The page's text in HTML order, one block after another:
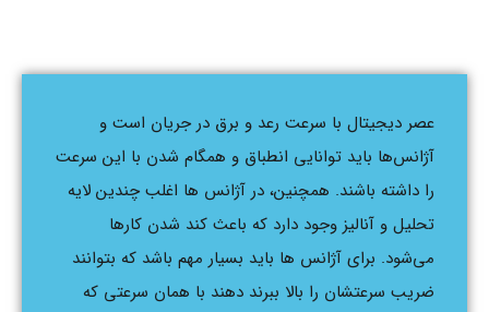
عصر دیجیتال با سرعت رعد و برق در جریان است و
آژانس‌ها باید توانایی انطباق و همگام شدن با این سرعت
را داشته باشند. همچنین، در آژانس ها اغلب چندین لایه
تحلیل و آنالیز وجود دارد که باعث کند شدن کارها
می‌شود. برای آژانس ها باید بسیار مهم باشد که بتوانند
ضریب سرعتشان را بالا ببرند دهند با همان سرعتی که